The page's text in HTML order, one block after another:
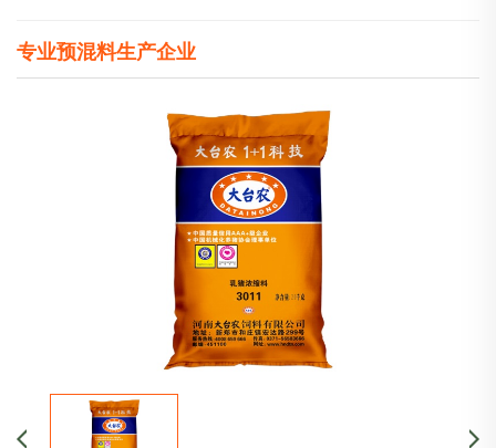
专业预混料生产企业